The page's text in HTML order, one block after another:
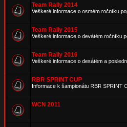
Team Rally 2014
Veškeré informace o osmém ročníku
Team Rally 2015
Veškeré informace o devátém ročníku
Team Rally 2016
Veškeré informace o desátém a
RBR SPRINT CUP
Informace k šampionátu RBR SPRINT
WCN 2011